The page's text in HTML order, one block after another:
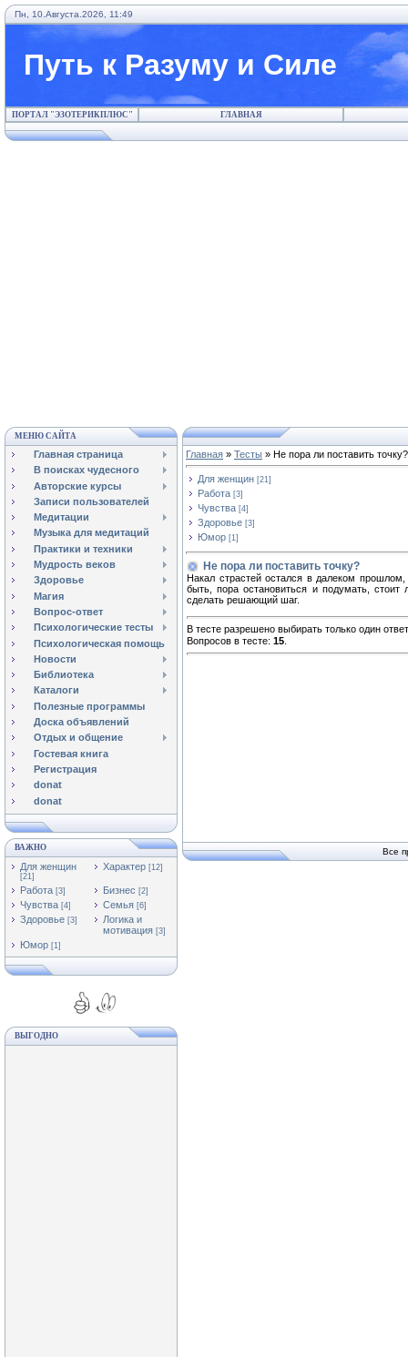
Пн, 10.Августа.2026, 11:49
Путь к Разуму и Силе
ПОРТАЛ "ЭЗОТЕРИКПЛЮС" ГЛАВНАЯ
МЕНЮ САЙТА
Главная страница
В поисках чудесного
Авторские курсы
Записи пользователей
Медитации
Музыка для медитаций
Практики и техники
Мудрость веков
Здоровье
Магия
Вопрос-ответ
Психологические тесты
Психологическая помощь
Новости
Библиотека
Каталоги
Полезные программы
Доска объявлений
Отдых и общение
Гостевая книга
Регистрация
donat
donat
ВАЖНО
Для женщин
[21]
Характер [12]
Работа [3] Бизнес [2]
Чувства [4] Семья [6]
Здоровье [3]
Логика и
мотивация [3]
Юмор [1]
ВЫГОДНО
Главная » Тесты » Не пора ли поставить точку?
Для женщин [21]
Работа [3]
Чувства [4]
Здоровье [3]
Юмор [1]
Не пора ли поставить точку?
Накал страстей остался в далеком
быть, пора остановиться и подумать,
сделать решающий шаг.
В тесте разрешено выбирать только один
Вопросов в тесте: 15
Все